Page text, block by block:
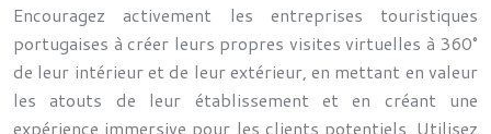
Encouragez activement les entreprises touristiques
portugaises à créer leurs propres visites virtuelles à 360°
de leur intérieur et de leur extérieur, en mettant en valeur
les atouts de leur établissement et en créant une
expérience immersive pour les clients potentiels. Utilisez